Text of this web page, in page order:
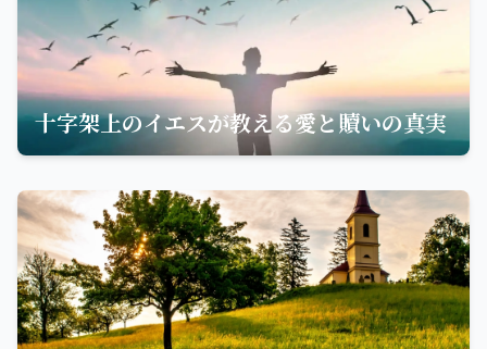
十字架上のイエスが教える愛と贖いの真実